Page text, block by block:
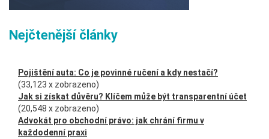
Nejčtenější články
Pojištění auta: Co je povinné ručení a kdy nestačí?
(33,123 x zobrazeno)
Jak si získat důvěru? Klíčem může být transparentní účet
(20,548 x zobrazeno)
Advokát pro obchodní právo: jak chrání firmu v
každodenní praxi